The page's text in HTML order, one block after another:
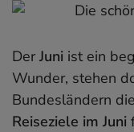
DerJuni ist ein
Wunder, stehen
Bundesländern die
Reiseziele im Juni